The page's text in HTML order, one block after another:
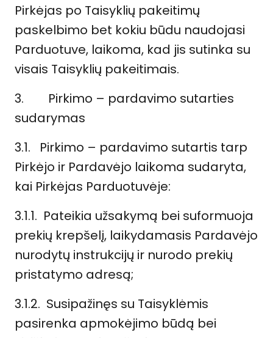
Pirkėjas po Taisyklių pakeitimų
paskelbimo bet kokiu būdu naudojasi
Parduotuve, laikoma, kad jis sutinka su
visais Taisyklių pakeitimais.
3.
Pirkimo – pardavimo sutarties
sudarymas
3.1. Pirkimo – pardavimo sutartis tarp
Pirkėjo ir Pardavėjo laikoma sudaryta,
kai Pirkėjas Parduotuvėje:
3.1.1. Pateikia užsakymą bei suformuoja
prekių krepšelį, laikydamasis Pardavėjo
nurodytų instrukcijų ir nurodo prekių
pristatymo adresą;
3.1.2. Susipažinęs su Taisyklėmis
pasirenka apmokėjimo būdą bei